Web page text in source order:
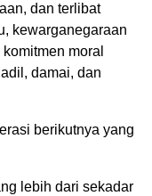
dan terlibat
kewarganegaraan
moral
damai, dan
berikutnya yang
lebih dari sekadar